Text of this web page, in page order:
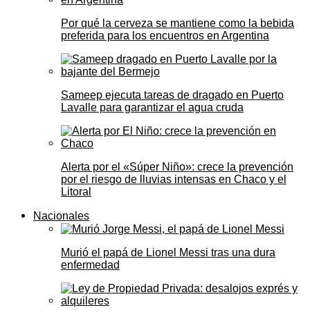
Por qué la cerveza se mantiene como la bebida
preferida para los encuentros en Argentina
Sameep ejecuta tareas de dragado en Puerto
Lavalle para garantizar el agua cruda
Alerta por el «Súper Niño»: crece la prevención
por el riesgo de lluvias intensas en Chaco y el
Litoral
Nacionales
Murió el papá de Lionel Messi tras una dura
enfermedad